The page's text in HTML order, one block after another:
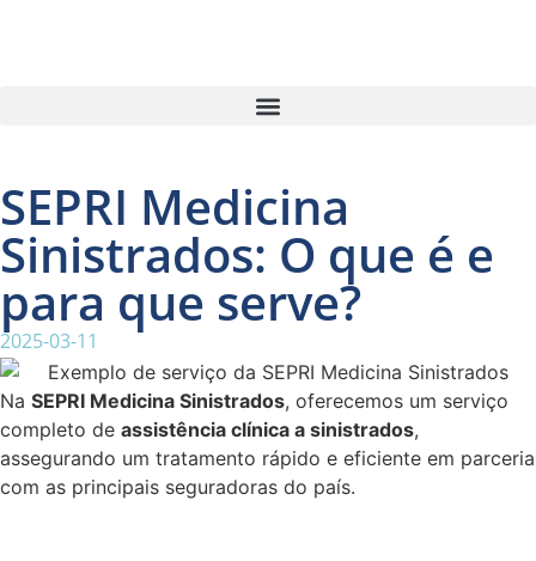
SEPRI Medicina
Sinistrados: O que é e
para que serve?
2025-03-11
Na SEPRI Medicina Sinistrados, oferecemos um serviço
completo de assistência clínica a sinistrados,
assegurando um tratamento rápido e eficiente em parceria
com as principais seguradoras do país.